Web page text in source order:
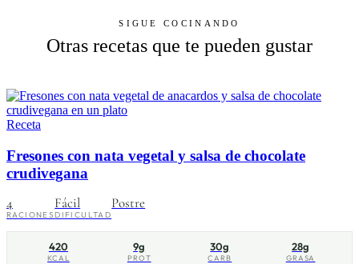
SIGUE COCINANDO
Otras recetas que te pueden gustar
Receta
Fresones con nata vegetal y salsa de chocolate
crudivegana
4
RACIONES
Fácil
DIFICULTAD
Postre
420
KCAL
9g
PROT
30g
CARB
28g
GRASA